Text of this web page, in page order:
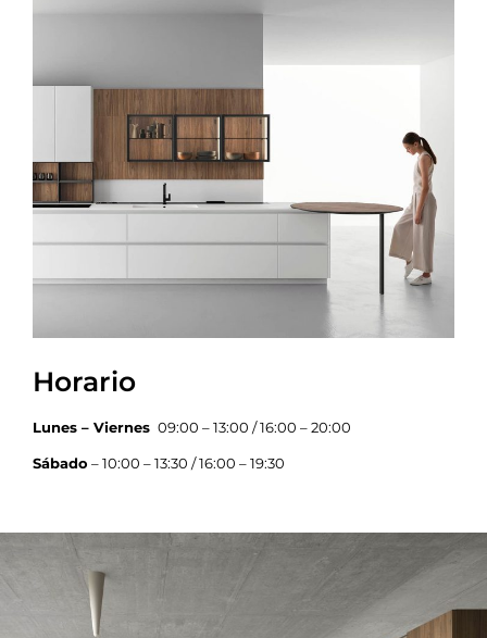
Horario
Lunes – Viernes 09:00 – 13:00 / 16:00 – 20:00
Sábado – 10:00 – 13:30 / 16:00 – 19:30